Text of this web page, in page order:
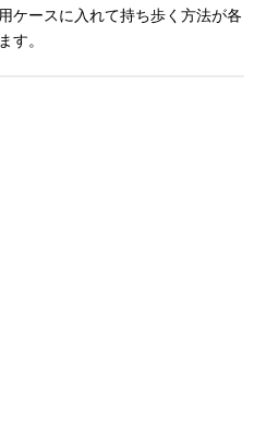
ケースに入れて持ち歩く方法が各
す。